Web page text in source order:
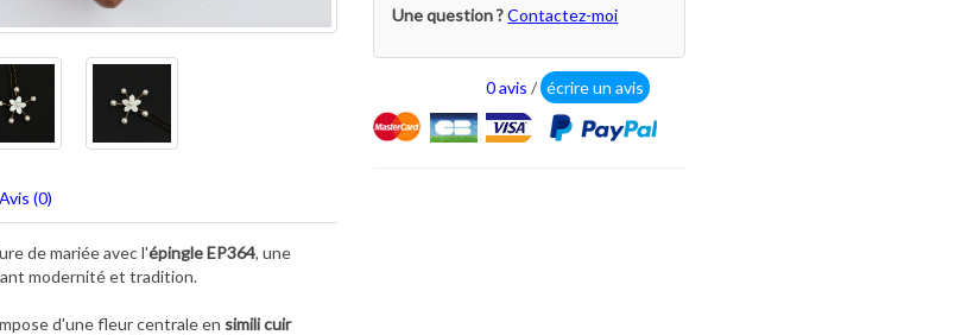
Avis (0)
de mariée avec l'épingle EP364, une
modernité et tradition.
d'une fleur centrale en simili cuir
Une question ?Contactez-moi
0 avis / écrire un avis